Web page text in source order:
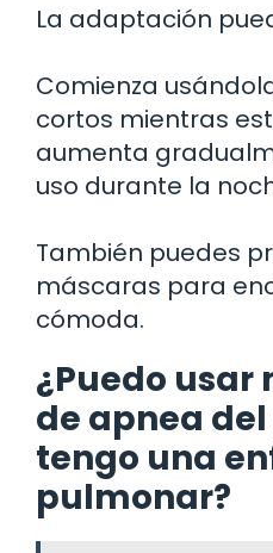
La adaptación
Comienza
cortos mientras
aumenta
uso durante la
También puedes
máscaras para
cómoda.
¿Puedo
de apnea del
tengo una
pulmonar?